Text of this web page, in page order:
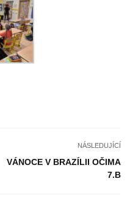
NÁSLEDUJÍCÍ
VÁNOCE V BRAZÍLII OČIMA
7.B